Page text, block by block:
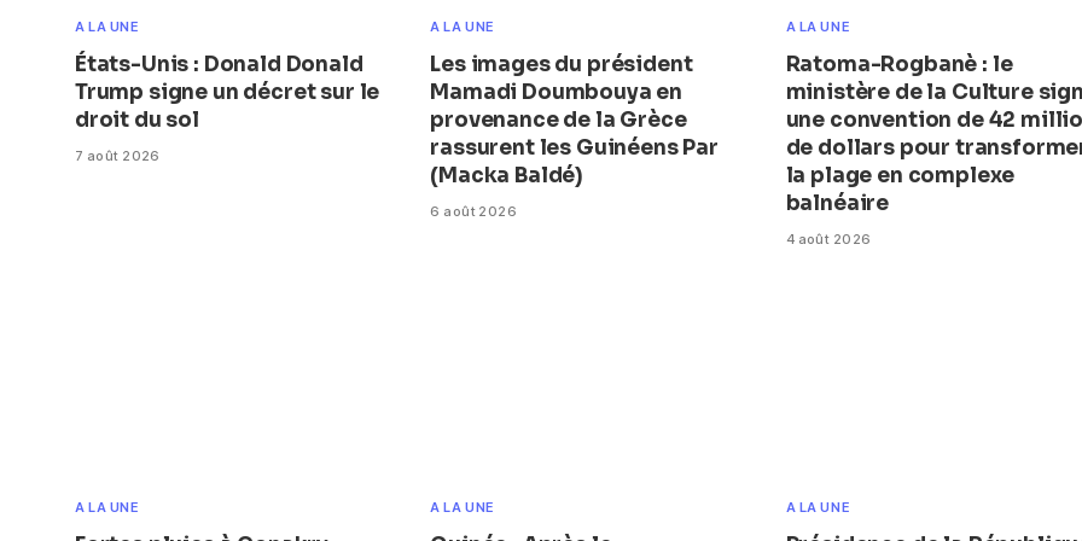
A LA UNE
États-Unis : Donald Donald
Trump signe un décret sur le
droit du sol
7 août 2026
A LA UNE
Les images du président
Mamadi Doumbouya en
provenance de la Grèce
rassurent les Guinéens Par
(Macka Baldé)
6 août 2026
A LA UNE
Ratoma-Rogbanè : le
ministère de la Culture
une convention de 42
de dollars pour
la plage en complexe
balnéaire
4 août 2026
A LA UNE A LA UNE A LA UNE